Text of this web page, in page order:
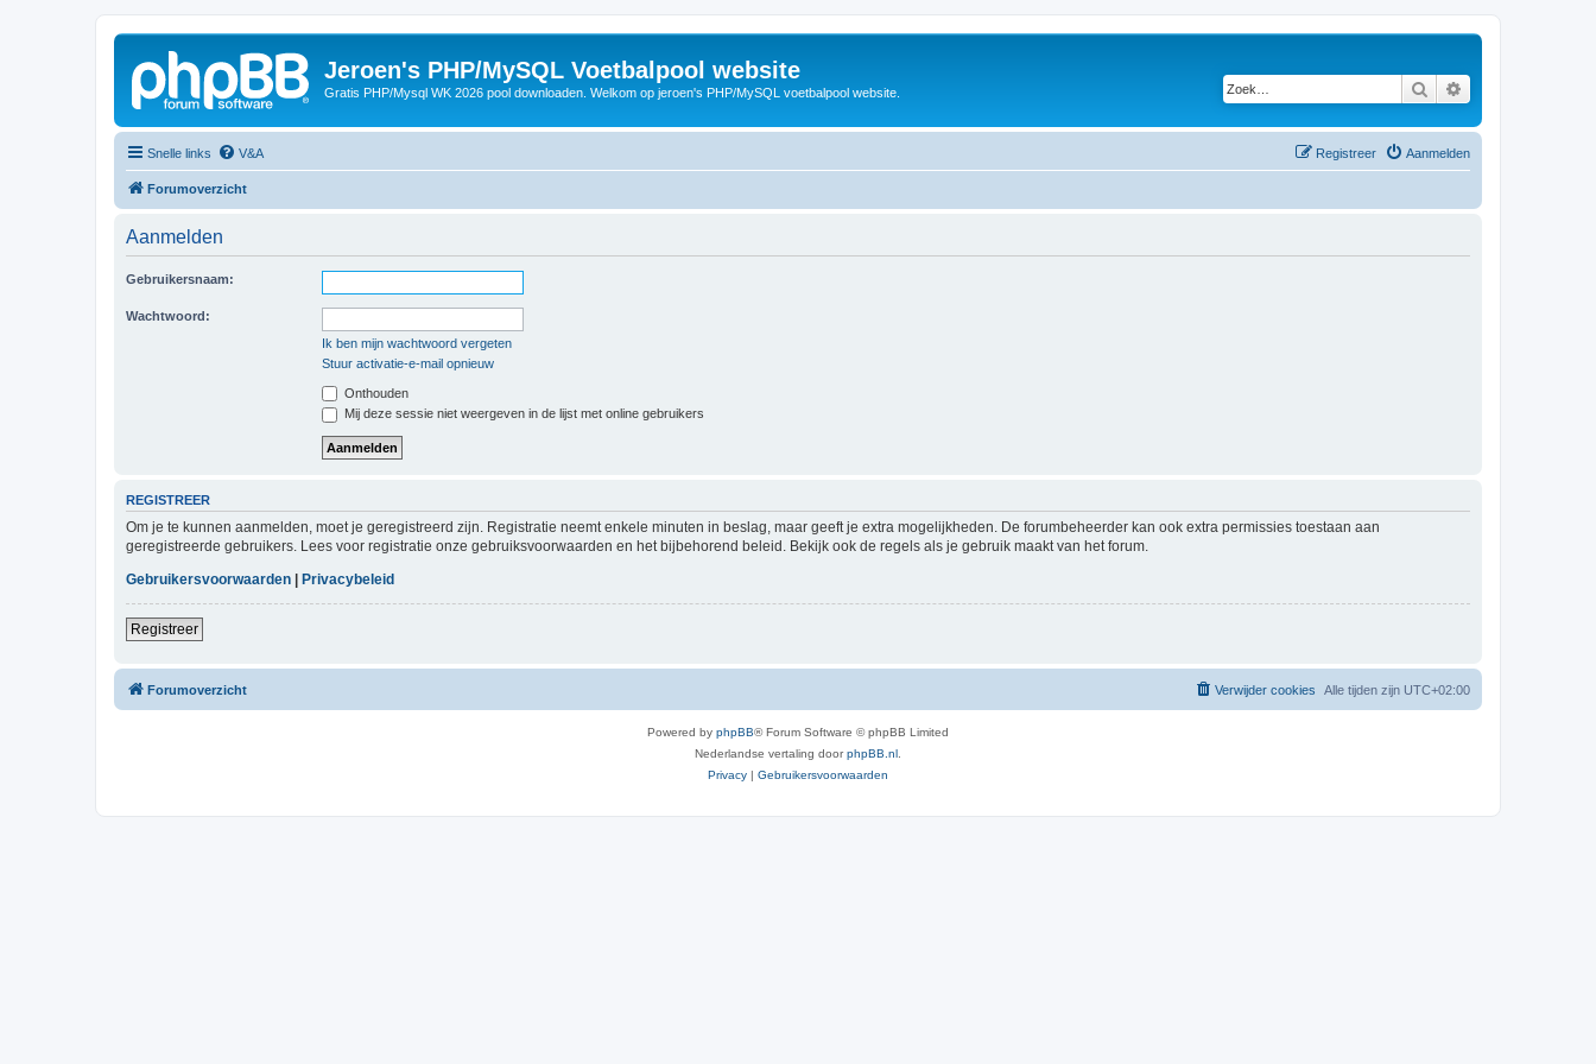
Jeroen's PHP/MySQL Voetbalpool website
Gratis PHP/Mysql WK 2026 pool downloaden. Welkom op jeroen's PHP/MySQL voetbalpool website. Zoek
Snelle links V&A Aanmelden
Registreer
Forumoverzicht
Aanmelden
Gebruikersnaam:
Wachtwoord:
Ik ben mijn wachtwoord vergeten
Stuur activatie-e-mail opnieuw
Onthouden
Mij deze sessie niet weergeven in de lijst met online gebruikers
REGISTREER
Om je te kunnen aanmelden, moet je geregistreerd zijn. Registratie neemt enkele minuten in beslag, maar geeft je extra mogelijkheden. De forumbeheerder kan ook extra permissies toestaan aan
geregistreerde gebruikers. Lees voor registratie onze gebruiksvoorwaarden en het bijbehorend beleid. Bekijk ook de regels als je gebruik maakt van het forum.
Gebruikersvoorwaarden
Privacybeleid
Registreer
Forumoverzicht Alle tijden zijn UTC+02:00
Verwijder cookies
Powered by phpBB® Forum Software © phpBB Limited
Nederlandse vertaling doorphpBB.nl.
Privacy | Gebruikersvoorwaarden